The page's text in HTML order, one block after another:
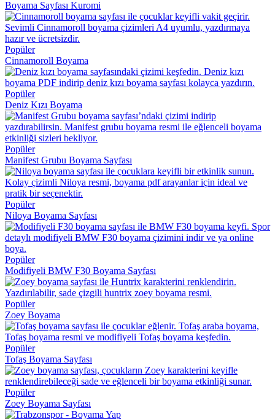
Boyama Sayfası Kuromi
Popüler
Cinnamoroll Boyama
Popüler
Deniz Kızı Boyama
Popüler
Manifest Grubu Boyama Sayfası
Popüler
Niloya Boyama Sayfası
Popüler
Modifiyeli BMW F30 Boyama Sayfası
Popüler
Zoey Boyama
Popüler
Tofaş Boyama Sayfası
Popüler
Zoey Boyama Sayfası